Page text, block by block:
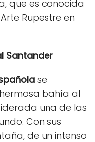
que es conocida
Rupestre en
Santander
se
bahía al
una de las
Con sus
de un intenso